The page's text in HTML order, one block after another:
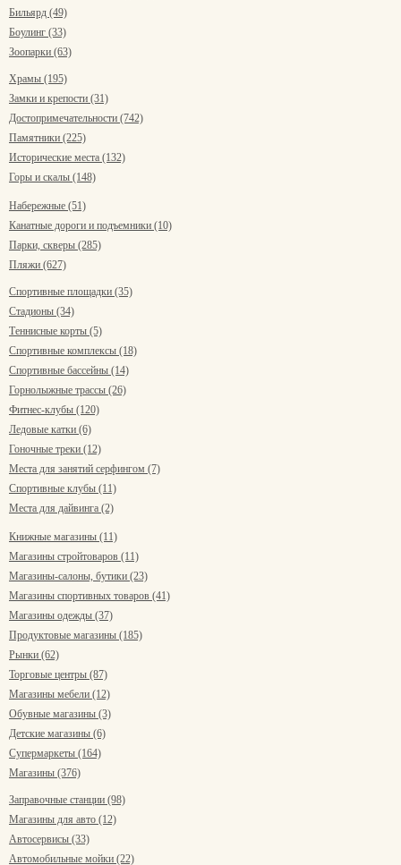
Бильярд (49)
Боулинг (33)
Зоопарки (63)
Храмы (195)
Замки и крепости (31)
Достопримечательности (742)
Памятники (225)
Исторические места (132)
Горы и скалы (148)
Набережные (51)
Канатные дороги и подъемники (10)
Парки, скверы (285)
Пляжи (627)
Спортивные площадки (35)
Стадионы (34)
Теннисные корты (5)
Спортивные комплексы (18)
Спортивные бассейны (14)
Горнолыжные трассы (26)
Фитнес-клубы (120)
Ледовые катки (6)
Гоночные треки (12)
Места для занятий серфингом (7)
Спортивные клубы (11)
Места для дайвинга (2)
Книжные магазины (11)
Магазины стройтоваров (11)
Магазины-салоны, бутики (23)
Магазины спортивных товаров (41)
Магазины одежды (37)
Продуктовые магазины (185)
Рынки (62)
Торговые центры (87)
Магазины мебели (12)
Обувные магазины (3)
Детские магазины (6)
Супермаркеты (164)
Магазины (376)
Заправочные станции (98)
Магазины для авто (12)
Автосервисы (33)
Автомобильные мойки (22)